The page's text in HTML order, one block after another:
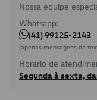
Nossa equipe
Whatsapp:
(41) 99125-2143
(apenas mensagens de
Horário de
Segunda à sexta,